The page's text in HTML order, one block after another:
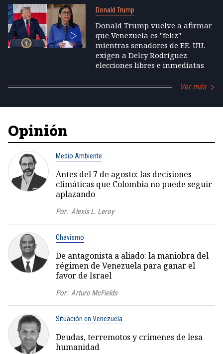
Donald Trump
Donald Trump vuelve a afirmar
que Venezuela es "feliz"
mientras senadores de EE. UU.
exigen a Delcy Rodríguez
elecciones libres e inmediatas
Ver más
Opinión
Medio Ambiente
Antes del 7 de agosto: las decisiones
climáticas que Colombia no puede seguir
aplazando
Por: Alexis L. Leroy
Chavismo
De antagonista a aliado: la maniobra del
régimen de Venezuela para ganar el
favor de Israel
Por: Arturo McFields
Situación en Venezuela
Deudas, terremotos y crímenes de lesa
humanidad